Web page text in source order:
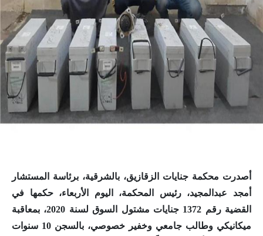
أصدرت محكمة جنايات الزقازيق، بالشرقية، برئاسة المستشار
أمجد عبدالمجيد، رئيس المحكمة، اليوم الأربعاء، حكمها في
القضية رقم 1372 جنايات مشتول السوق لسنة 2020، بمعاقبة
ميكانيكي وطالب جامعي وخفير خصوصي، بالسجن 10 سنوات